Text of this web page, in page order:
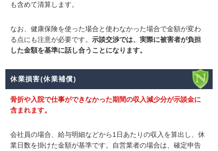
も含めて清算します。
なお、健康保険を使った場合と使わなかった場合で金額が変わ
る点にも注意が必要です。示談交渉では、実際に被害者が負担
した金額を基準に話し合うことになります。
休業損害(休業補償)
骨折や入院で仕事ができなかった期間の収入減少分が示談金に
含まれます。
会社員の場合、給与明細などから1日あたりの収入を算出し、休
業日数を掛けた金額が基準です。自営業者の場合は、確定申告